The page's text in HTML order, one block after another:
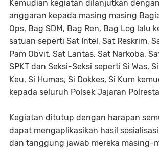
Kemudian kegiatan dilanjutkan
anggaran kepada masing masing
Ops, Bag SDM, Bag Ren, Bag Log lalu
satuan seperti Sat Intel, Sat Reskrim,
Pam Obvit, Sat Lantas, Sat Narkoba,
SPKT dan Seksi-Seksi seperti Si Was,
Keu, Si Humas, Si Dokkes, Si Kum
kepada seluruh Polsek Jajaran
Kegiatan ditutup dengan harapan
dapat mengaplikasikan hasil
dan tanggung jawab mereka masing-